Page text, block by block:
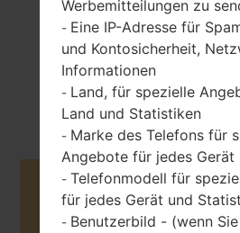
Unknown
Buy accessories
Werbemitteilungen zu
- Eine IP-Adresse für
und Kontosicherheit,
Informationen
- Land, für spezielle
Land und Statistiken
- Marke des Telefons für
Angebote für jedes
- Telefonmodell für
für jedes Gerät und
- Benutzerbild - (wenn